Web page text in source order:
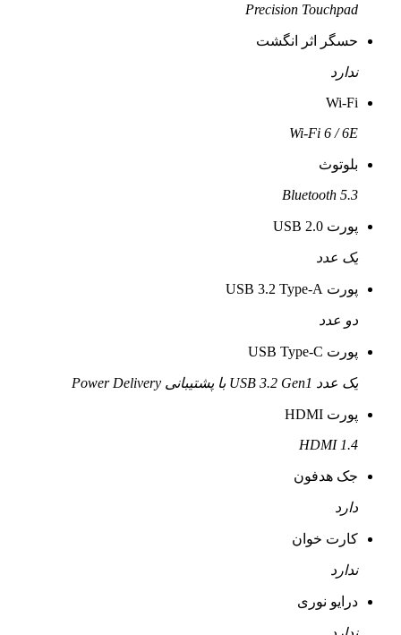
Precision Touchpad
حسگر اثر انگشت
ندارد
Wi-Fi
Wi-Fi 6 / 6E
بلوتوث
Bluetooth 5.3
پورت USB 2.0
یک عدد
پورت USB 3.2 Type-A
دو عدد
پورت USB Type-C
یک عدد USB 3.2 Gen1 با پشتیبانی Power Delivery
پورت HDMI
HDMI 1.4
جک هدفون
دارد
کارت خوان
ندارد
درایو نوری